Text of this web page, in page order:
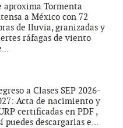
aproxima Tormenta
a México con 72
de lluvia, granizadas y
ráfagas de viento
a Clases SEP 2026-
Acta de nacimiento y
certificadas en PDF ,
puedes descargarlas e...